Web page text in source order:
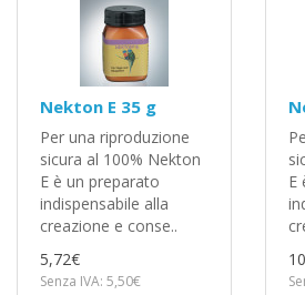
Nekton E 35 g
Per una riproduzione
sicura al 100% Nekton
E è un preparato
indispensabile alla
creazione e conse..
5,72€
Senza IVA: 5,50€
E